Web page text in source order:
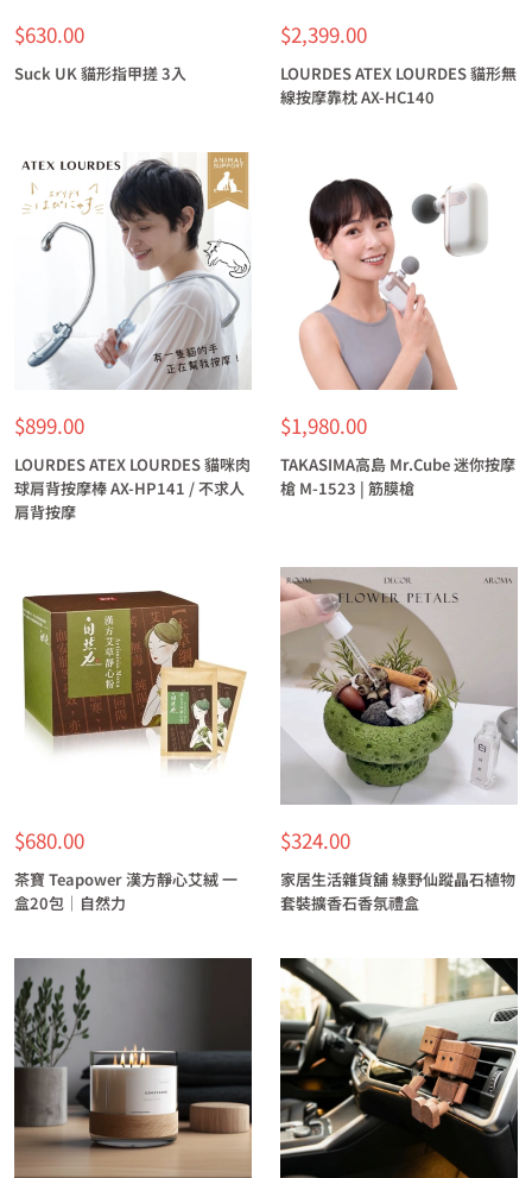
特
價
$630.00
Suck UK 貓形指甲搓 3入
特
價
$2,399.00
LOURDES ATEX LOURDES 貓形無
線按摩靠枕 AX-HC140
特
價
$899.00
LOURDES ATEX LOURDES 貓咪肉
球肩背按摩棒 AX-HP141 / 不求人
肩背按摩
特
價
$1,980.00
TAKASIMA高島 Mr.Cube 迷你按摩
槍 M-1523 | 筋膜槍
特
價
$680.00
茶寶 Teapower 漢方靜心艾絨 一
盒20包｜自然力
特
價
$324.00
家居生活雜貨舖 綠野仙蹤晶石植物
套裝擴香石香氛禮盒